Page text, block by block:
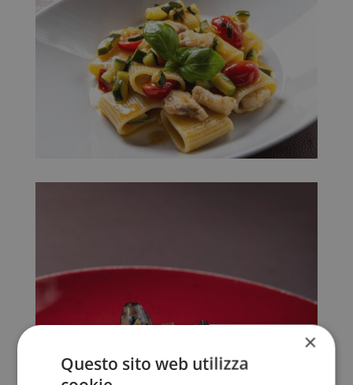
×
Questo sito web utilizza